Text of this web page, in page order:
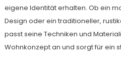
eigene Identität erhalten. Ob ein
Design oder ein traditioneller,
passt seine Techniken und
Wohnkonzept an und sorgt für ein